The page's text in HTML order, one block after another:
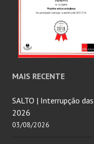
MAIS RECENTE
SALTO | Interrupção
2026
03/08/2026